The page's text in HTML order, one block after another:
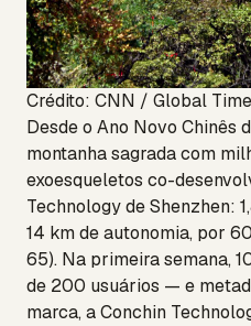
Crédito: CNN / Global
Desde o Ano Novo Chinês
montanha sagrada com
exoesqueletos co-
Technology de Shenzhen:
14 km de autonomia, por
65). Na primeira semana,
de 200 usuários — e
marca, a Conchin